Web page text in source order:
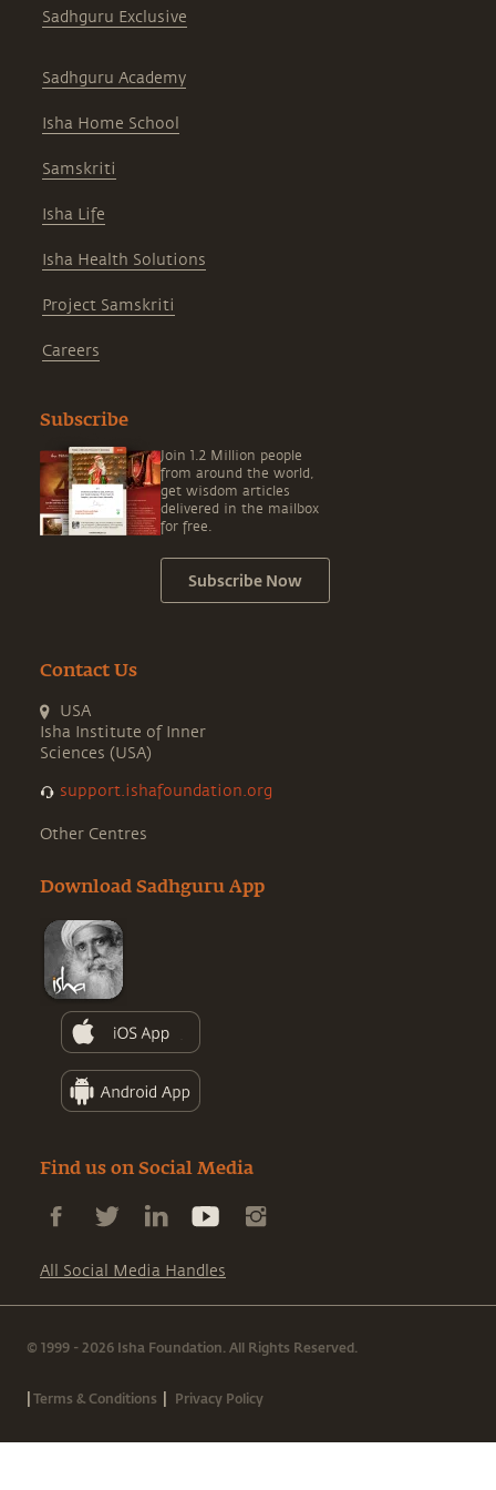
Sadhguru Exclusive
Sadhguru Academy
Isha Home School
Samskriti
Isha Life
Isha Health Solutions
Project Samskriti
Careers
Subscribe
Join 1.2 Million people
from around the world,
get wisdom articles
delivered in the mailbox
for free.
Subscribe Now
Contact Us
USA
Isha Institute of Inner
Sciences (USA)
support.ishafoundation.org
Other Centres
Download Sadhguru App
Find us on Social Media
All Social Media Handles
© 1999 - 2026 Isha Foundation. All Rights Reserved.
|Terms & Conditions | Privacy Policy